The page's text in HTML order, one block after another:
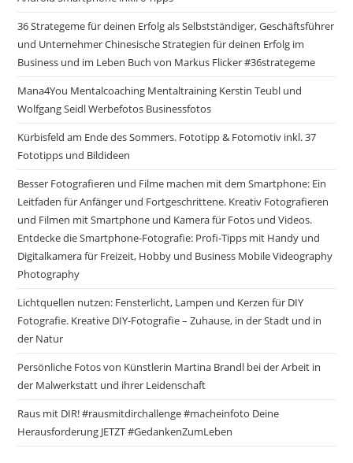
36 Strategeme für deinen Erfolg als Selbstständiger, Geschäftsführer
und Unternehmer Chinesische Strategien für deinen Erfolg im
Business und im Leben Buch von Markus Flicker #36strategeme
Mana4You Mentalcoaching Mentaltraining Kerstin Teubl und
Wolfgang Seidl Werbefotos Businessfotos
Kürbisfeld am Ende des Sommers. Fototipp & Fotomotiv inkl. 37
Fototipps und Bildideen
Besser Fotografieren und Filme machen mit dem Smartphone: Ein
Leitfaden für Anfänger und Fortgeschrittene. Kreativ Fotografieren
und Filmen mit Smartphone und Kamera für Fotos und Videos.
Entdecke die Smartphone-Fotografie: Profi-Tipps mit Handy und
Digitalkamera für Freizeit, Hobby und Business Mobile Videography
Photography
Lichtquellen nutzen: Fensterlicht, Lampen und Kerzen für DIY
Fotografie. Kreative DIY-Fotografie – Zuhause, in der Stadt und in
der Natur
Persönliche Fotos von Künstlerin Martina Brandl bei der Arbeit in
der Malwerkstatt und ihrer Leidenschaft
Raus mit DIR! #rausmitdirchallenge #macheinfoto Deine
Herausforderung JETZT #GedankenZumLeben